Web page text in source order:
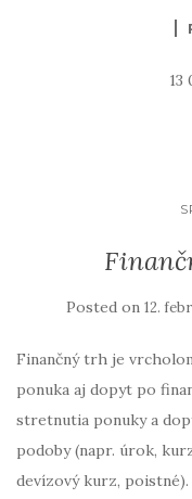
13
Posted on 12.
Finančný trh je
ponuka aj dopyt po
stretnutia ponuky a
podoby (napr. úrok,
devízový kurz,